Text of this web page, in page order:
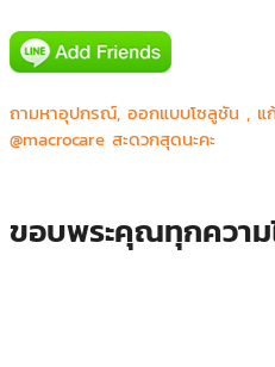
ถามหาอุปกรณ์, ออกแบบโซลูชัน ,
@macrocare สะดวกสุดนะคะ
ขอบพระคุณทุกความ